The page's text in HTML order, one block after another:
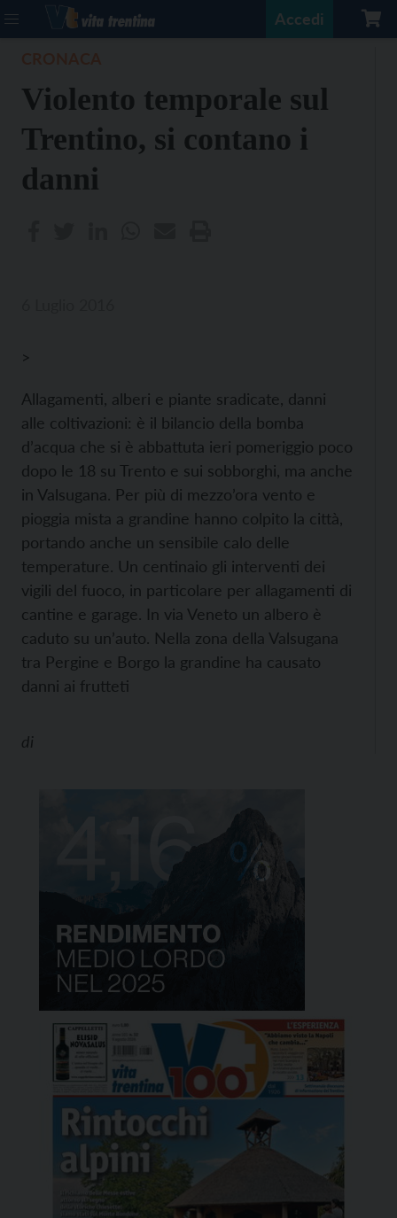
Accedi
Violento temporale sul
Trentino, si contano i
danni
>
Allagamenti, alberi e piante sradicate, danni
alle coltivazioni: è il bilancio della bomba
d’acqua che si è abbattuta ieri pomeriggio poco
dopo le 18 su Trento e sui sobborghi, ma anche
in Valsugana. Per più di mezzo’ora vento e
pioggia mista a grandine hanno colpito la città,
portando anche un sensibile calo delle
temperature. Un centinaio gli interventi dei
vigili del fuoco, in particolare per allagamenti di
cantine e garage. In via Veneto un albero è
caduto su un’auto. Nella zona della Valsugana
tra Pergine e Borgo la grandine ha causato
danni ai frutteti
di